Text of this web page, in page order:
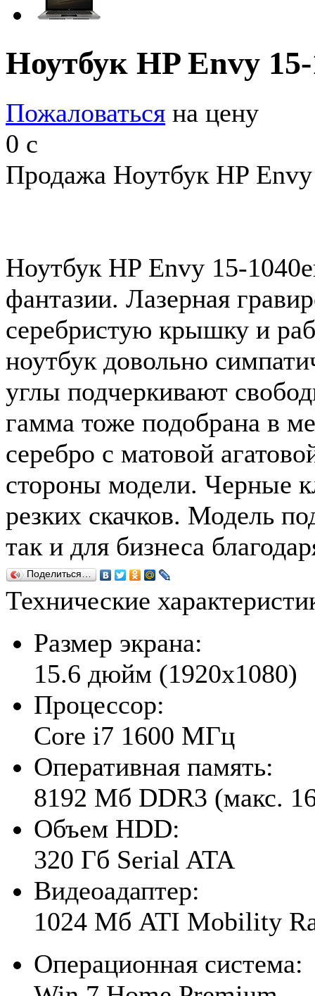
Ноутбук HP Envy
Пожаловаться на цену
0 c
Продажа Ноутбук HP
Ноутбук HP Envy 15-
фантазии. Лазерная
серебристую крышку и
ноутбук довольно
углы подчеркивают
гамма тоже подобрана в
серебро с матовой
стороны модели. Черные
резких скачков. Модель
так и для бизнеса
Поделиться…
Технические
Размер экрана:
15.6 дюйм (1920x1080)
Процессор:
Core i7 1600 МГц
Оперативная память:
8192 Мб DDR3 (макс.
Объем HDD:
320 Гб Serial ATA
Видеоадаптер:
1024 Мб ATI Mobility
Операционная система: